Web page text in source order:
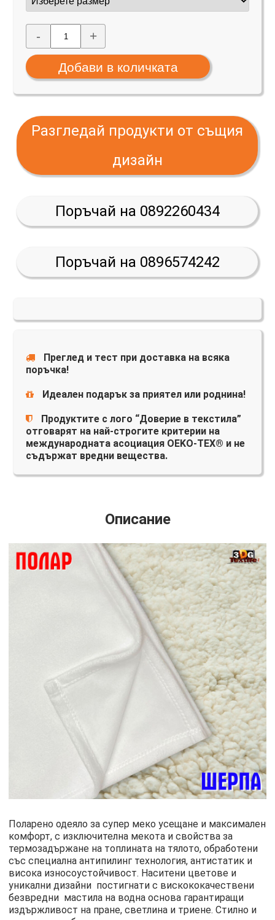
- +
Разгледай продукти от същия
дизайн
Поръчай на 0892260434
Поръчай на 0896574242
Преглед и тест при доставка на всяка
поръчка!
Идеален подарък за приятел или роднина!
Продуктите с лого “Доверие в текстила”
отговарят на най-строгите критерии на
международната асоциация OEKO-TEX® и не
съдържат вредни вещества.
Описание
​Поларено одеяло за супер меко усещане и максимален
комфорт, с изключителна мекота и свойства за
термозадържане на топлината на тялото, обработени
със специална антипилинг технология, антистатик и
висока износоустойчивост. Наситени цветове и
уникални дизайни постигнати с вискококачествени
безвредни мастила на водна основа гарантиращи
издържливост на пране, светлина и триене. Стилно и